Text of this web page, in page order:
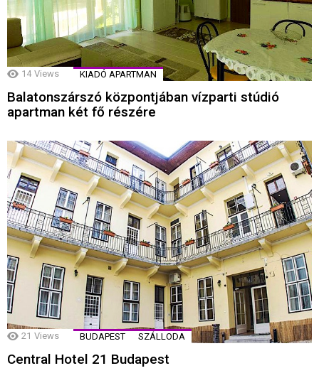
14 Views KIADÓ APARTMAN
Balatonszárszó központjában vízparti stúdió
apartman két fő részére
21 Views BUDAPEST SZÁLLODA
Central Hotel 21 Budapest